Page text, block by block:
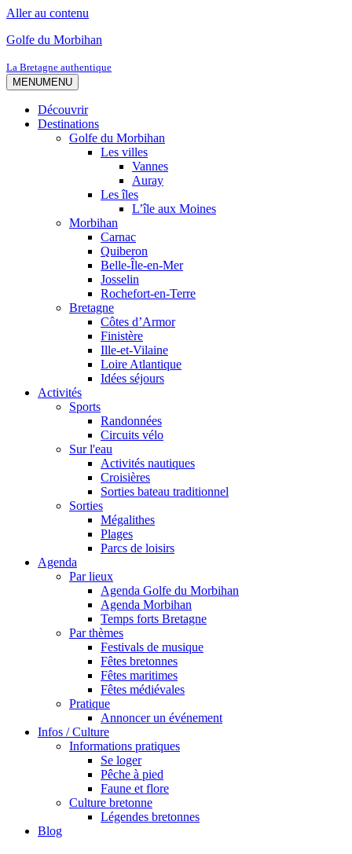
Aller au contenu
Golfe du Morbihan
La Bretagne authentique
MENUMENU
Découvrir
Destinations
Golfe du Morbihan
Les villes
Vannes
Auray
Les îles
L’île aux Moines
Morbihan
Carnac
Quiberon
Belle-Île-en-Mer
Josselin
Rochefort-en-Terre
Bretagne
Côtes d’Armor
Finistère
Ille-et-Vilaine
Loire Atlantique
Idées séjours
Activités
Sports
Randonnées
Circuits vélo
Sur l'eau
Activités nautiques
Croisières
Sorties bateau traditionnel
Sorties
Mégalithes
Plages
Parcs de loisirs
Agenda
Par lieux
Agenda Golfe du Morbihan
Agenda Morbihan
Temps forts Bretagne
Par thèmes
Festivals de musique
Fêtes bretonnes
Fêtes maritimes
Fêtes médiévales
Pratique
Annoncer un événement
Infos / Culture
Informations pratiques
Se loger
Pêche à pied
Faune et flore
Culture bretonne
Légendes bretonnes
Blog